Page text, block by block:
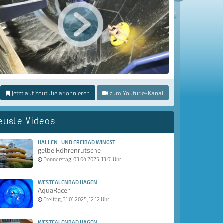
jetzt auf Youtube abonnieren zum Youtube-Kanal
Videos
HALLEN- UND FREIBAD WINGST
gelbe Röhrenrutsche
Donnerstag, 03.04.2025, 13:01 Uhr
WESTFALENBAD HAGEN
AquaRacer
Freitag, 31.01.2025, 12:12 Uhr